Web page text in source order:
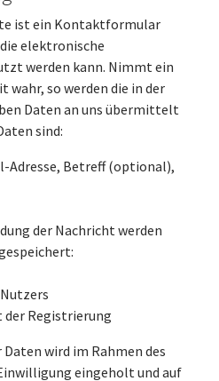
ist ein Kontaktformular
elektronische
werden kann. Nimmt ein
wahr, so werden die in der
Daten an uns übermittelt
sind:
Adresse, Betreff (optional),
der Nachricht werden
Registrierung
wird im Rahmen des
eingeholt und auf